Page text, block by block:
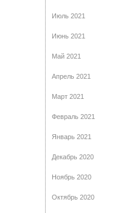
Июль 2021
Июнь 2021
Май 2021
Апрель 2021
Март 2021
Февраль 2021
Январь 2021
Декабрь 2020
Ноябрь 2020
Октябрь 2020